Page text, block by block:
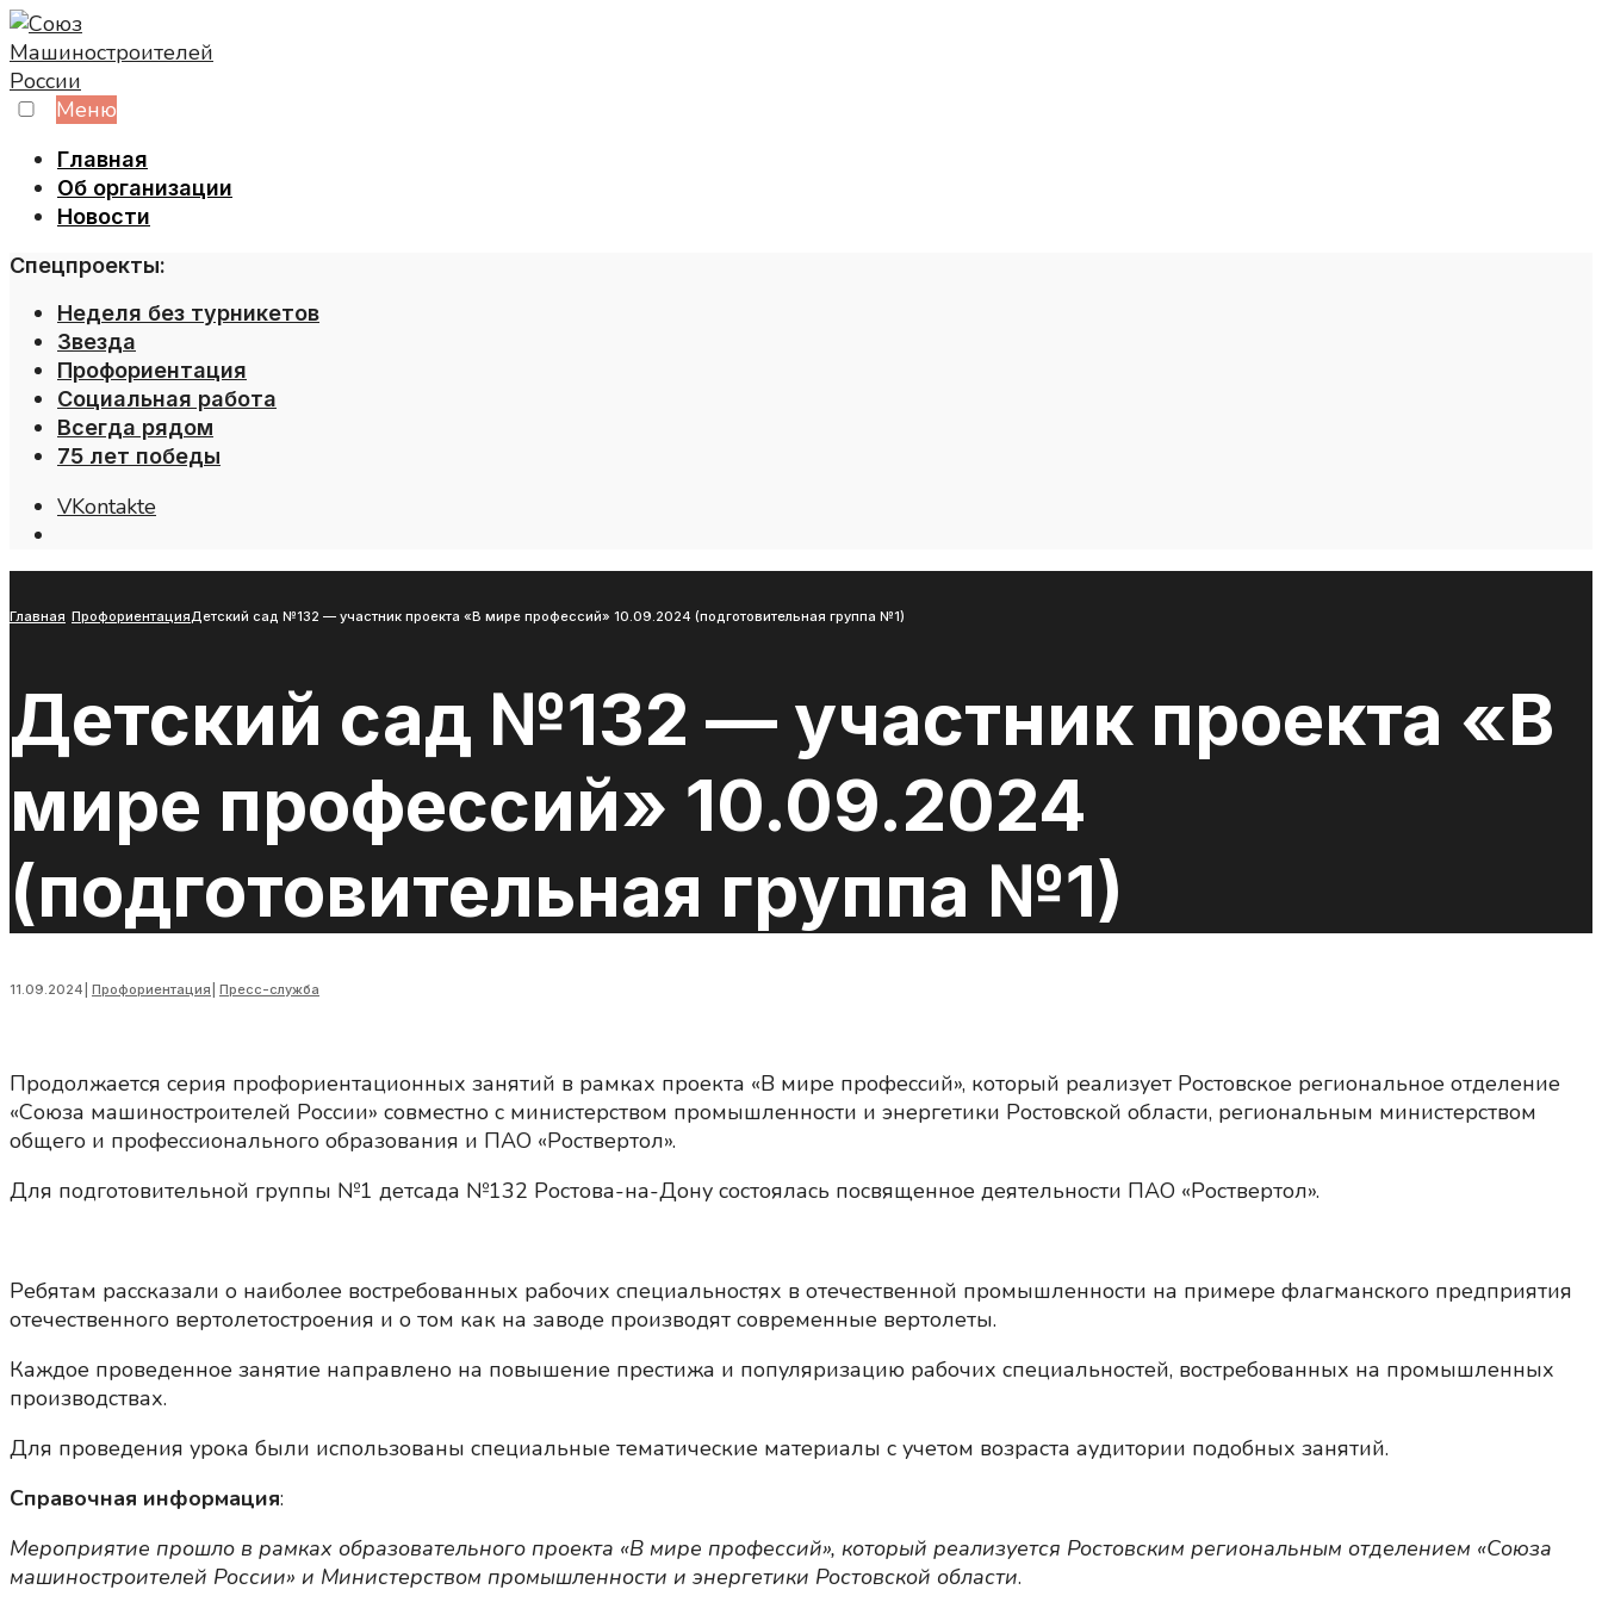
Skip
to
content
Меню
Главная
Об организации
Новости
Спецпроекты:
Неделя без турникетов
Звезда
Профориентация
Социальная работа
Всегда рядом
75 лет победы
VKontakte
Главная ПрофориентацияДетский сад №132 — участник проекта «В мире профессий» 10.09.2024 (подготовительная группа №1)
Детский сад №132 — участник проекта «В
мире профессий» 10.09.2024
(подготовительная группа №1)
11.09.2024 Профориентация Пресс-служба
Продолжается серия профориентационных занятий в рамках проекта «В мире профессий», который реализует Ростовское региональное отделение
«Союза машиностроителей России» совместно с министерством промышленности и энергетики Ростовской области, региональным министерством
общего и профессионального образования и ПАО «Роствертол».
Для подготовительной группы №1 детсада №132 Ростова-на-Дону состоялась посвященное деятельности ПАО «Роствертол».
Ребятам рассказали о наиболее востребованных рабочих специальностях в отечественной промышленности на примере флагманского предприятия
отечественного вертолетостроения и о том как на заводе производят современные вертолеты.
Каждое проведенное занятие направлено на повышение престижа и популяризацию рабочих специальностей, востребованных на промышленных
производствах.
Для проведения урока были использованы специальные тематические материалы с учетом возраста аудитории подобных занятий.
Справочная информация:
Мероприятие прошло в рамках образовательного проекта «В мире профессий», который реализуется Ростовским региональным отделением «Союза
машиностроителей России» и Министерством промышленности и энергетики Ростовской области.